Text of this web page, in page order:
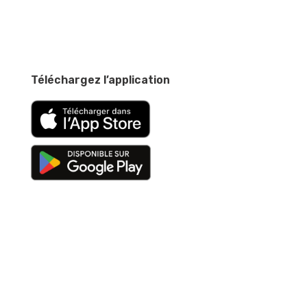
Téléchargez l’application